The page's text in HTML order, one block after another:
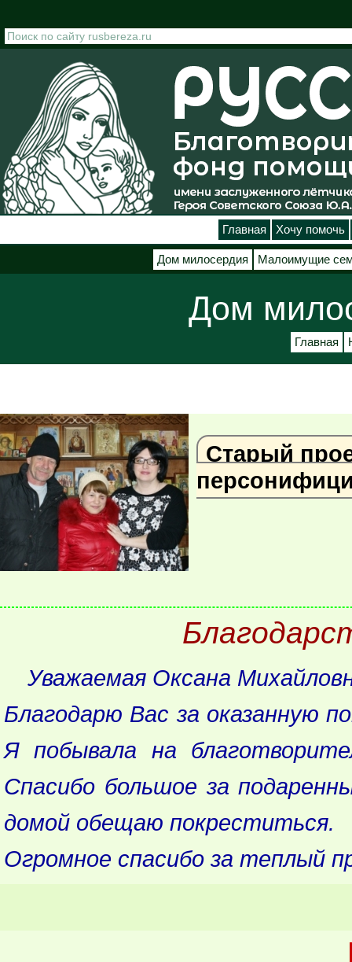
Главная Хочу помочь
Дом милосердия Малоимущие
Дом
Главная
Старый
Уважаемая Оксана
Благодарю Вас за оказанную
Я побывала на
Спасибо большое за
домой обещаю покреститься.
Огромное спасибо за теплый